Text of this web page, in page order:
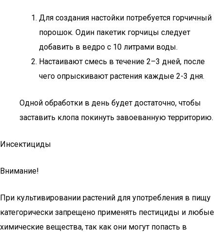
Для создания настойки потребуется горчичный
порошок. Один пакетик горчицы следует
добавить в ведро с 10 литрами воды.
Настаивают смесь в течение 2–3 дней, после
чего опрыскивают растения каждые 2-3 дня.
Одной обработки в день будет достаточно, чтобы
заставить клопа покинуть завоеванную территорию.
Инсектициды
Внимание!
При культивировании растений для употребления в пищу
категорически запрещено применять пестициды и любые
химические вещества, так как они могут попасть в